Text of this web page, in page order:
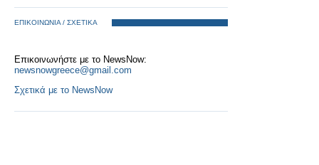
ΕΠΙΚΟΙΝΩΝΙΑ / ΣΧΕΤΙΚΑ
Επικοινωνήστε με το NewsNow:
newsnowgreece@gmail.com
Σχετικά με το NewsNow